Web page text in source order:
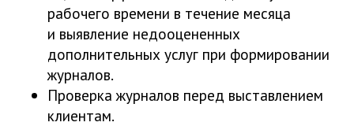
рабочего времени в течение месяца
и выявление недооцененных
дополнительных услуг при формировании
журналов.
Проверка журналов перед выставлением
клиентам.